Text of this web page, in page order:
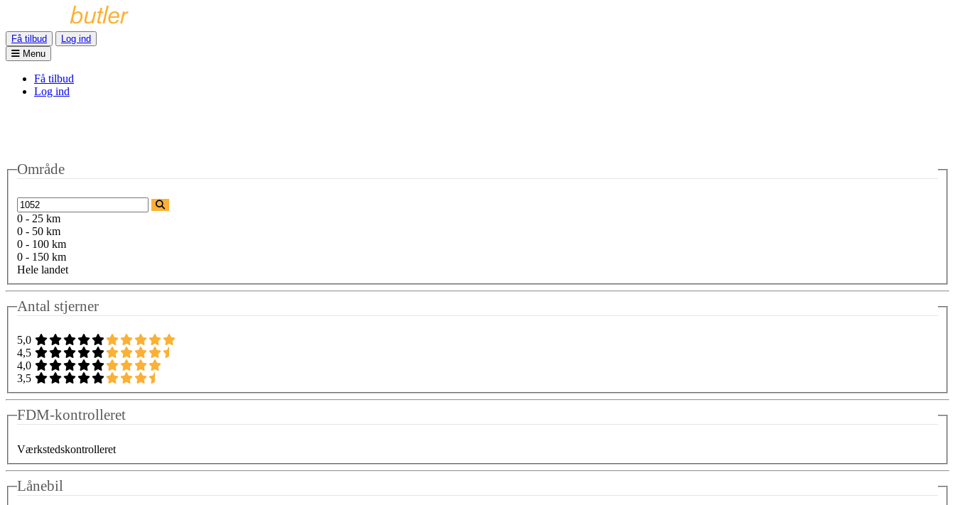
Få tilbud
Log ind
Menu
Få tilbud
Log ind
Område
0 - 25 km
0 - 50 km
0 - 100 km
0 - 150 km
Hele landet
Antal stjerner
5,0
4,5
4,0
3,5
FDM-kontrolleret
Værkstedskontrolleret
Lånebil